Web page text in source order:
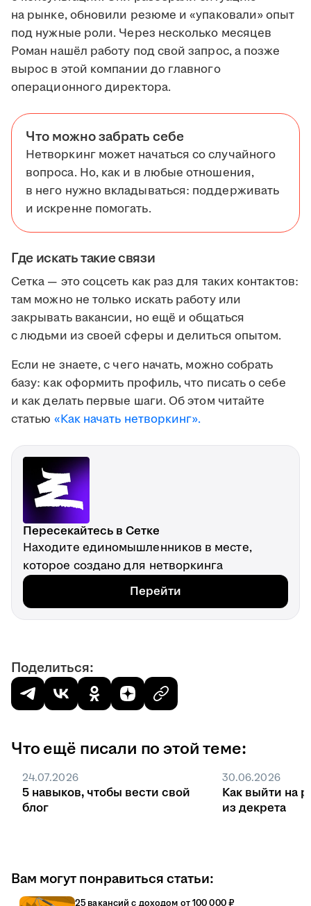
на рынке, обновили резюме и «упаковали» опыт
под нужные роли. Через несколько месяцев
Роман нашёл работу под свой запрос, а позже
вырос в этой компании до главного
операционного директора.
Что можно забрать себе
Нетворкинг может начаться со случайного
вопроса. Но, как и в любые отношения,
в него нужно вкладываться: поддерживать
и искренне помогать.
Где искать такие связи
Сетка — это соцсеть как раз для таких контактов:
там можно не только искать работу или
закрывать вакансии, но ещё и общаться
с людьми из своей сферы и делиться опытом.
Если не знаете, с чего начать, можно собрать
базу: как оформить профиль, что писать о себе
и как делать первые шаги. Об этом читайте
статью «Как начать нетворкинг».
Пересекайтесь в Сетке
Находите единомышленников в месте,
которое создано для нетворкинга
Перейти
Поделиться:
Что ещё писали по этой теме:
24.07.2026
5 навыков, чтобы вести свой
блог
30.06.2026
Как выйти на
из декрета
Вам могут понравиться статьи:
25 вакансий с доходом от 100 000 ₽